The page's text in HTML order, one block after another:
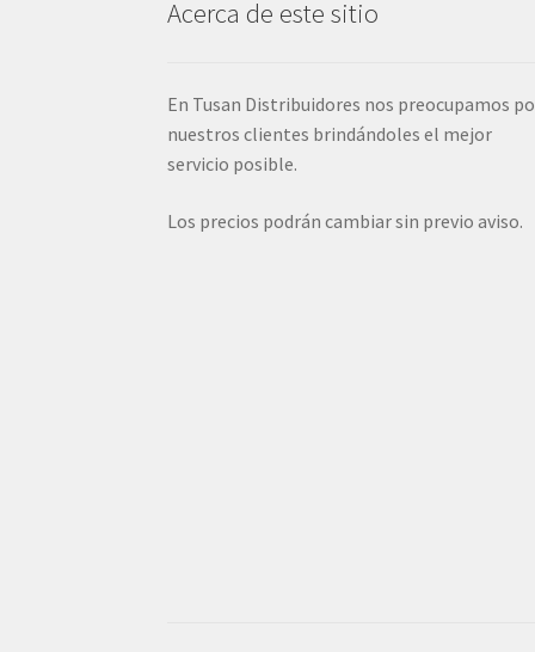
Acerca de este sitio
En Tusan Distribuidores nos preocupamos
nuestros clientes brindándoles el mejor
servicio posible.
Los precios podrán cambiar sin previo aviso.